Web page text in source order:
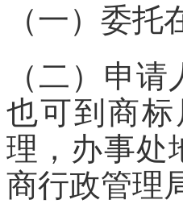
（一）委
（二）申
也可到商
理，办事处
商行政管理